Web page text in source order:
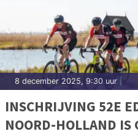
8 december 2025, 9:30 uur
INSCHRIJVING 52E
NOORD-HOLLAND IS